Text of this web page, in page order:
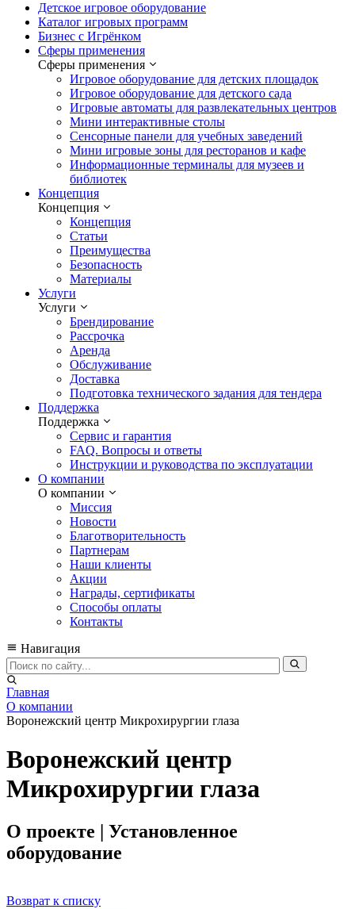
Детское игровое оборудование
Каталог игровых программ
Бизнес с Игрёнком
Сферы применения
Сферы применения
Игровое оборудование для детских площадок
Игровое оборудование для детского сада
Игровые автоматы для развлекательных центров
Мини интерактивные столы
Сенсорные панели для учебных заведений
Мини игровые зоны для ресторанов и кафе
Информационные терминалы для музеев и
библиотек
Концепция
Концепция
Концепция
Статьи
Преимущества
Безопасность
Материалы
Услуги
Услуги
Брендирование
Рассрочка
Аренда
Обслуживание
Доставка
Подготовка технического задания для тендера
Поддержка
Поддержка
Сервис и гарантия
FAQ. Вопросы и ответы
Инструкции и руководства по эксплуатации
О компании
О компании
Миссия
Новости
Благотворительность
Партнерам
Наши клиенты
Акции
Награды, сертификаты
Способы оплаты
Контакты
Навигация
Главная
О компании
Воронежский центр Микрохирургии глаза
Воронежский центр
Микрохирургии глаза
О проекте | Установленное
оборудование
Возврат к списку